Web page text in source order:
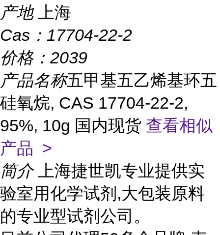
产地
上海
Cas： 17704-22-2
价格： 2039
产品名称五甲基五乙烯基环五
硅氧烷, CAS 17704-22-2,
95%, 10g 国内现货 查看相似
产品 >
简介
上海捷世凯专业提供实
验室用化学试剂,大包装原料
的专业型试剂公司。